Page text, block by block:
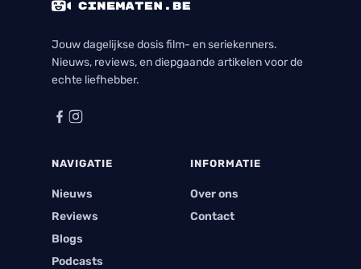
Jouw dagelijkse dosis film- en seriekenners.
Nieuws, reviews, en diepgaande artikelen voor de
echte liefhebber.
NAVIGATIE
Nieuws
Reviews
Blogs
Podcasts
INFORMATIE
Over ons
Contact